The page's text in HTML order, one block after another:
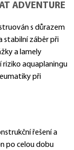
ADVENTURE
s důrazem
stabilní záběr při
a lamely
aquaplaningu
při
řešení a
po celou dobu